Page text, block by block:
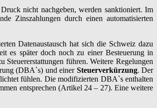
nicht nachgeben, werden sanktioniert. Im
Zinszahlungen durch einen automatisierten
Datenaustausch hat sich die Schweiz dazu
es später doch noch zu einer Besteuerung in
führen. Weitere Regelungen
(DBA`s) und einer Steuerverkürzung. Der
fühlen. Die modifizierten DBA`s enthalten
entsprechen (Artikel 24 – 27). Eine weitere